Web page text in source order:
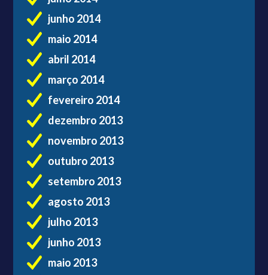
junho 2014
maio 2014
abril 2014
março 2014
fevereiro 2014
dezembro 2013
novembro 2013
outubro 2013
setembro 2013
agosto 2013
julho 2013
junho 2013
maio 2013